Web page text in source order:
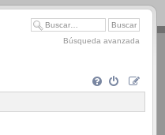
Búsqueda avanzada